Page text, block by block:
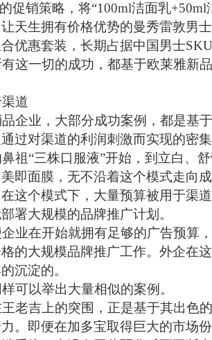
促销策略，将“100ml洁面乳+50ml
天生拥有价格优势的曼秀雷敦男
优惠套装，长期占据中国男士
这一切的成功，都基于欧莱雅新
道
企业，大部分成功案例，都是基
过对渠道的利润刺激而实现的密
祖“三株口服液”开始，到立白、
即面膜，无不沿着这个模式走向
这个模式下，大量预算被用于渠
署大规模的品牌推广计划。
业在开始就拥有足够的广告预算
的大规模品牌推广工作。外企在
沉淀的。
可以举出大量相似的案例。
老吉上的突围，正是基于其出色
。即便在加多宝取得巨大的市场